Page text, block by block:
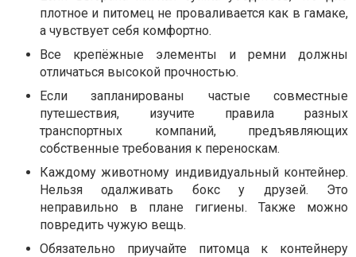
плотное и питомец не проваливается как в гамаке,
а чувствует себя комфортно.
Все крепёжные элементы и ремни должны
отличаться высокой прочностью.
Если запланированы частые совместные
путешествия, изучите правила разных
транспортных компаний, предъявляющих
собственные требования к переноскам.
Каждому животному индивидуальный контейнер.
Нельзя одалживать бокс у друзей. Это
неправильно в плане гигиены. Также можно
повредить чужую вещь.
Обязательно приучайте питомца к контейнеру